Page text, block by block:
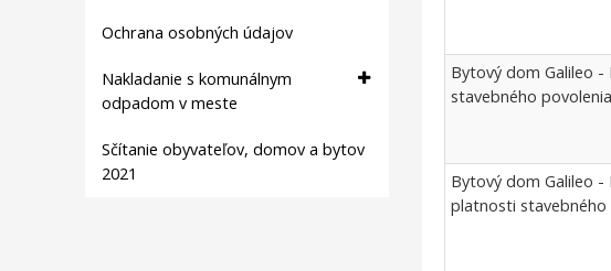
Ochrana osobných údajov
Nakladanie s komunálnym
odpadom v meste
Sčítanie obyvateľov, domov a bytov
2021
Bytový dom Galileo -
stavebného povolenia
Bytový dom Galileo -
platnosti stavebného